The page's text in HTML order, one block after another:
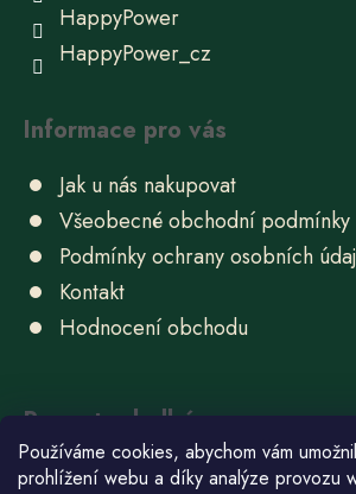
Používáme cookies, abychom vám
prohlížení webu a díky analýze provozu
HappyPower
HappyPower_cz
Informace pro vás
Jak u nás nakupovat
Všeobecné obchodní podmínky
Podmínky ochrany osobních
Kontakt
Hodnocení obchodu
Recepty sladké
Ube chlebíček